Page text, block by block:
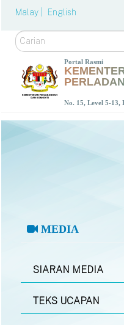
Malay | English
Carian
Portal Rasmi
No. 15, Level 5-13,
MEDIA
SIARAN MEDIA
TEKS UCAPAN